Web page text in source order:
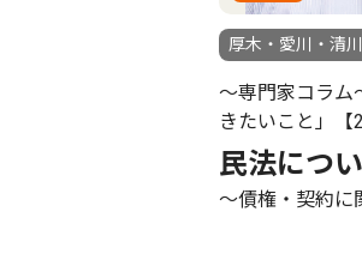
厚木・愛川・清川
〜専門家コラム
きたいこと」【2
民法につ
〜債権・契約に